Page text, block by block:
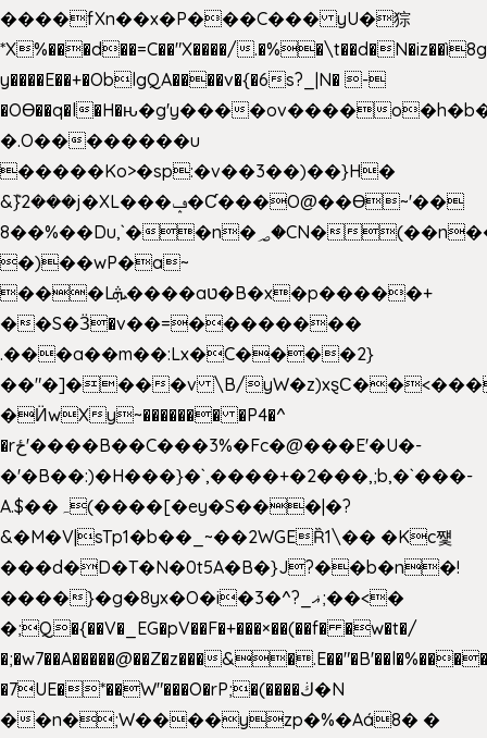
����fXn��x�P���C��� yU�猔
*X%���d��=C��"X����/
y����E��+�OblgQA����v�{�6s?_|N� -
�OƟ��q�l�H�ԋ�g'y����ov����
�.O��������u
�����Ko>�sp:�v��3��)��}H�
&݉}2���j�XL���ݡ�Ƈ���O@��Ɵ~'��
8��%��Du,`��n�؃�CN�(��n��ւ���B�9��
�)��wP�a~
���Lܞ����aט�B�x�p�����+
��S�Ӟ�v��=��������
.���a��m��:Lx�C����2}
��"�]����v \B/
�ӤwXy~������� �P4�^
�rځ'����B��C���3%�Fc�@���E'�U�-
�'�B��:)�H���}�`,����+�2���,;b,�`���-
A.$��ہ(����[�ey�S���|�?
&�M�V|sTp1�b��_~��2WGEȐ1\�� �Kc쩇
���d�D�T�N�0t5A�B�}J?��b�n�!
����}�g�8yx�O�i�3�^?_ޣ;��<�
�;Q�{��V�_EG�pV��F�+���×��(��f� �w�t�/
�;�w7��A�����@��Z�z���
�7UE�*��W"���O�rP;�(����ڬ�N
��n�;W����yzp�%�Aá8� �